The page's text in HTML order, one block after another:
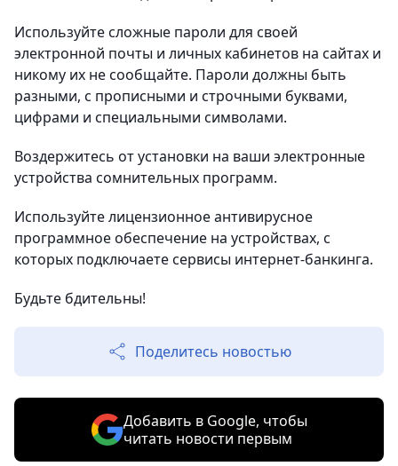
Используйте сложные пароли для своей
электронной почты и личных кабинетов на сайтах и
никому их не сообщайте. Пароли должны быть
разными, с прописными и строчными буквами,
цифрами и специальными символами.
Воздержитесь от установки на ваши электронные
устройства сомнительных программ.
Используйте лицензионное антивирусное
программное обеспечение на устройствах, с
которых подключаете сервисы интернет-банкинга.
Будьте бдительны!
Поделитесь новостью
Добавить в Google, чтобы
читать новости первым